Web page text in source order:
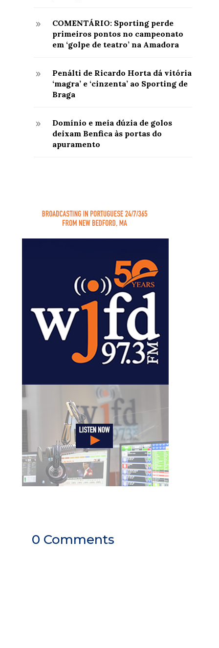
9
COMENTÁRIO: Sporting perde
primeiros pontos no campeonato
em ‘golpe de teatro’ na Amadora
9
Penálti de Ricardo Horta dá vitória
‘magra’ e ‘cinzenta’ ao Sporting de
Braga
9
Domínio e meia dúzia de golos
deixam Benfica às portas do
apuramento
0 Comments